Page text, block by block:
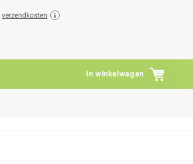
verzendkosten
In winkelwagen